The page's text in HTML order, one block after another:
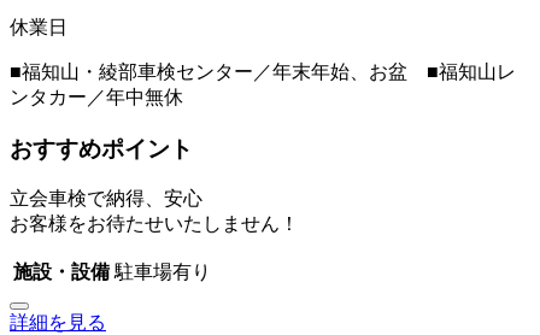
休業日
■福知山・綾部車検センター／年末年始、お盆 ■福知山レ
ンタカー／年中無休
おすすめポイント
立会車検で納得、安心
お客様をお待たせいたしません！
施設・設備 駐車場有り
詳細を見る